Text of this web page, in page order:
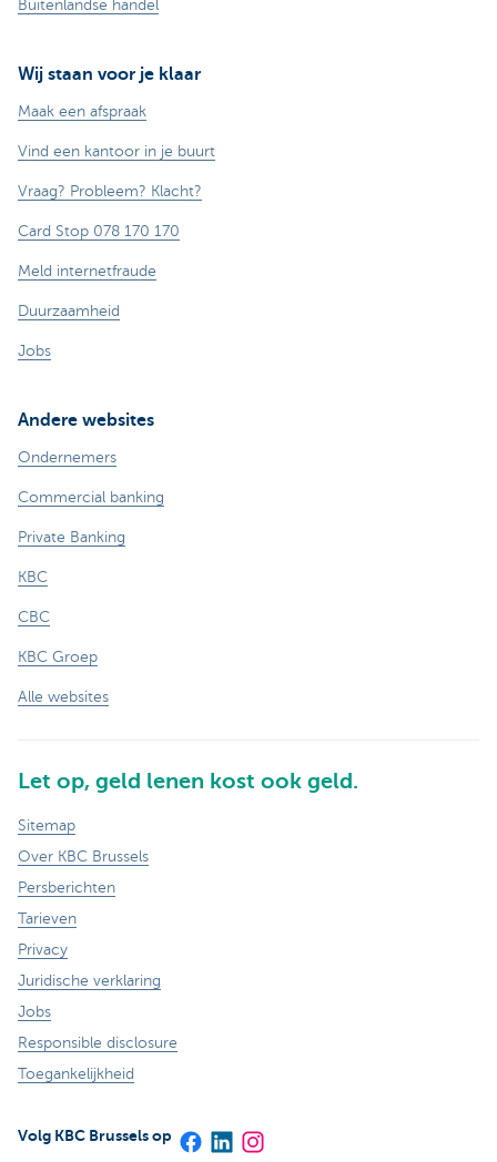
Buitenlandse handel
Wij staan voor je klaar
Maak een afspraak
Vind een kantoor in je buurt
Vraag? Probleem? Klacht?
Card Stop 078 170 170
Meld internetfraude
Duurzaamheid
Jobs
Andere websites
Ondernemers
Commercial banking
Private Banking
KBC
CBC
KBC Groep
Alle websites
Let op, geld lenen kost ook geld.
Sitemap
Over KBC Brussels
Persberichten
Tarieven
Privacy
Juridische verklaring
Jobs
Responsible disclosure
Toegankelijkheid
Volg KBC Brussels op